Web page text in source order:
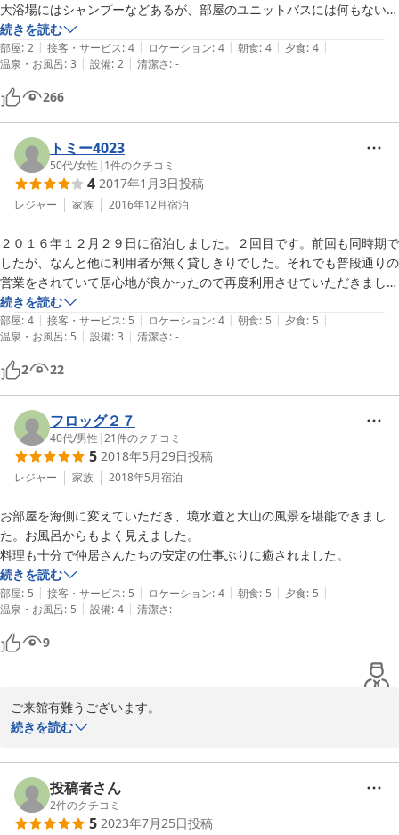
大浴場にはシャンプーなどあるが、部屋のユニットバスには何もないの
で、入る人は持っていった方がいい。
部屋の洗面所にはコンセントがないので、朝ドライヤー等使う時に困っ
た。
お食事は量は充分あり、接客も丁寧で応援したくなる感じがした。
続きを読む
部屋: 2 | 接客・サービス: 4 | ロケーション: 4 | 朝食: 4 | 夕食: 4 |
温泉・お風呂: 3 | 設備: 2 | 清潔さ: -
266
トミー4023
50代/女性 | 1件のクチコミ
4 2017年1月3日投稿
レジャー 家族 2016年12月宿泊
２０１６年１２月２９日に宿泊しました。２回目です。前回も同時期で
したが、なんと他に利用者が無く貸しきりでした。それでも普段通りの
営業をされていて居心地が良かったので再度利用させていただきまし
た。今回のプランの活蟹ですが、かに刺身を焼きかに味噌にくぐらせて
食出来、そのおいしさに感激いたしました。蟹鍋も海藻と大根の付け合
わせのみのシンプルさが、蟹の甘みを引き出し、目からうろこの美味し
さでした。雑炊も楽勝で完食いたしました。お風呂も湯量が豊富なの
で、ゆったり出来ました。お部屋も畳が新しく清潔・お布団は掛け布団
の薄さがちょうど良し。部屋の便座の保温機能が無い等、設備が古いの
に、清掃が行き届き余計なものが無いシンプルさは気持ちが落ち着きま
す。何よりもスタッフさんが朗らかで、遠慮無く過ごせた事で年末の疲
れがとれ、新年が元気に迎えられた事に感謝いたします。帰りに美保神
社参拝・境港の水産センターに寄り、家族と共にご馳走を戴き良いお正
続きを読む
部屋: 4 | 接客・サービス: 5 | ロケーション: 4 | 朝食: 5 | 夕食: 5 |
温泉・お風呂: 5 | 設備: 3 | 清潔さ: -
2 22
フロッグ２７
40代/男性 |21件のクチコミ
5 2018年5月29日投稿
レジャー 家族 2018年5月宿泊
お部屋を海側に変えていただき、境水道と大山の風景を堪能できまし
た。お風呂からもよく見えました。
料理も十分で仲居さんたちの安定の仕事ぶりに癒されました。
続きを読む
部屋: 5 | 接客・サービス: 5 | ロケーション: 4 | 朝食: 5 | 夕食: 5 |
温泉・お風呂: 5 | 設備: 4 | 清潔さ: -
9
ご来館有難うございます。
お部屋からの景色にご満足頂き大変嬉しく思います。
また魚を積んで境港に入港する漁船の景色もすばらしいです。
お料理もご満足いただき有り難く思います。
またのご来館をお待ちしております。
有難うございました。
続きを読む
投稿者さん
2件のクチコミ
5 2023年7月25日投稿